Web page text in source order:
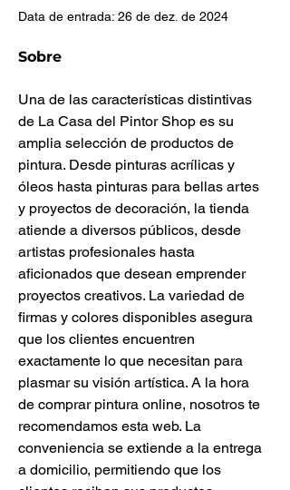
Data de entrada: 26 de dez. de 2024
Sobre
Una de las características distintivas
de La Casa del Pintor Shop es su
amplia selección de productos de
pintura. Desde pinturas acrílicas y
óleos hasta pinturas para bellas artes
y proyectos de decoración, la tienda
atiende a diversos públicos, desde
artistas profesionales hasta
aficionados que desean emprender
proyectos creativos. La variedad de
firmas y colores disponibles asegura
que los clientes encuentren
exactamente lo que necesitan para
plasmar su visión artística. A la hora
de comprar pintura online, nosotros te
recomendamos esta web. La
conveniencia se extiende a la entrega
a domicilio, permitiendo que los